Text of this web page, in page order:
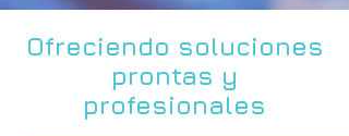
Ofreciendo soluciones
prontas y
profesionales